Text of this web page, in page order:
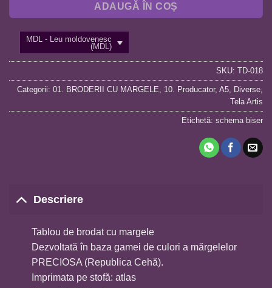
ADAUGĂ ÎN COȘ
MDL - Leu moldovenesc
(MDL)
SKU: TD-018
Categorii: 01. BRODERII CU MARGELE, 10. Producator, A5, Diverse,
Tela Artis
Etichetă: schema biser
Descriere
Tablou de brodat cu margele
Dezvoltată în baza gamei de culori a mărgelelor
PRECIOSA (Republica Cehă).
Imprimata pe stofă: atlas